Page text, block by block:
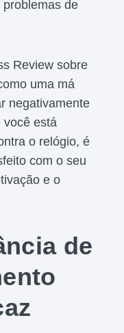
de
Review sobre
uma má
negativamente
você está
o relógio, é
com o seu
e o
de